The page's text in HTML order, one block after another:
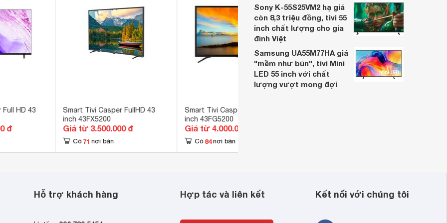
TV
T2
lý 4 nhân
HD 43
đ
Smart Tivi Casper FullHD 43
inch 43FX5200
Giá từ 3.500.000 đ
Có 71 nơi bán
Smart Tivi Casper FullHD 43
inch 43FG5200
Giá từ 4.000.000 đ
Có 84 nơi bán
Sony K-55S25VM2 hạ giá
còn 8,3 triệu đồng, tivi 55
inch chất lượng cho gia
đình Việt
Samsung UA55M77HA giá
"mềm như bún", tivi Mini
LED 55 inch với chất
lượng vượt mong đợi
Hỗ trợ khách hàng Hợp tác và liên kết Kết nối với chúng tôi